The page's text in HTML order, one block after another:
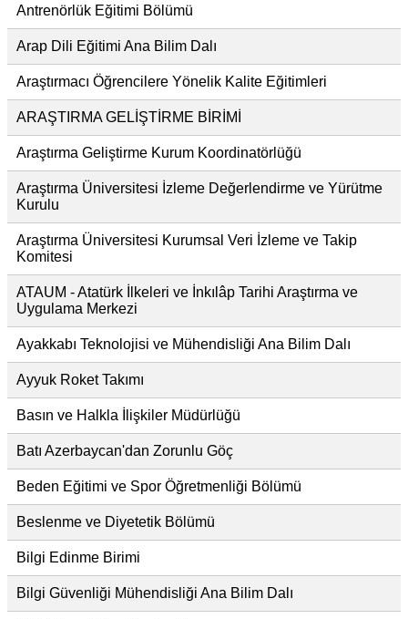
Antrenörlük Eğitimi Bölümü
Arap Dili Eğitimi Ana Bilim Dalı
Araştırmacı Öğrencilere Yönelik Kalite Eğitimleri
ARAŞTIRMA GELİŞTİRME BİRİMİ
Araştırma Geliştirme Kurum Koordinatörlüğü
Araştırma Üniversitesi İzleme Değerlendirme ve Yürütme
Kurulu
Araştırma Üniversitesi Kurumsal Veri İzleme ve Takip
Komitesi
ATAUM - Atatürk İlkeleri ve İnkılâp Tarihi Araştırma ve
Uygulama Merkezi
Ayakkabı Teknolojisi ve Mühendisliği Ana Bilim Dalı
Ayyuk Roket Takımı
Basın ve Halkla İlişkiler Müdürlüğü
Batı Azerbaycan'dan Zorunlu Göç
Beden Eğitimi ve Spor Öğretmenliği Bölümü
Beslenme ve Diyetetik Bölümü
Bilgi Edinme Birimi
Bilgi Güvenliği Mühendisliği Ana Bilim Dalı